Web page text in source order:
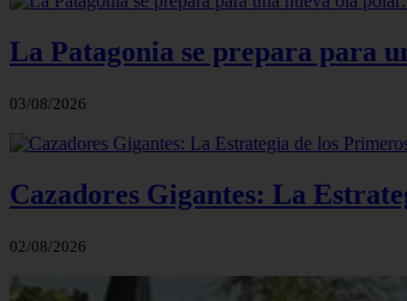
La Patagonia se prepara para
03/08/2026
Cazadores Gigantes: La
02/08/2026